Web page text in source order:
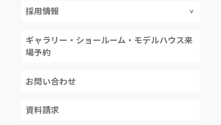
採用情報
ギャラリー・ショールーム・モデルハウス来
場予約
お問い合わせ
資料請求